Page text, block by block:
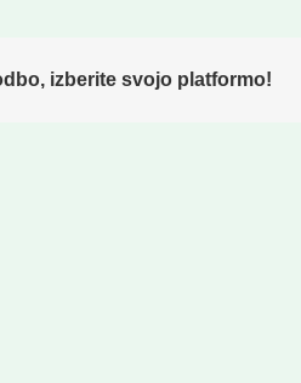
izberite svojo platformo!